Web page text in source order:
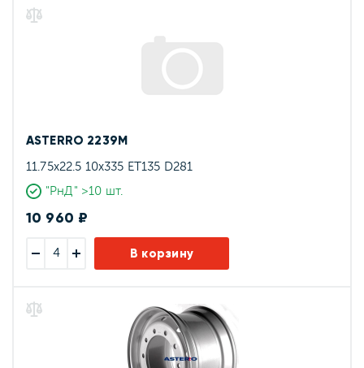
ASTERRO 2239M
11.75x22.5 10x335 ET135 D281
"РнД" >10 шт.
10 960 ₽
В корзину